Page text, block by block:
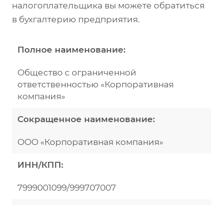
налогоплательщика вы можете обратиться
в бухгалтерию предприятия.
Полное наименование:
Общество с ограниченной
ответственностью «Корпоративная
компания»
Сокращенное наименование:
ООО «Корпоративная компания»
ИНН/КПП:
7999001099/999707007